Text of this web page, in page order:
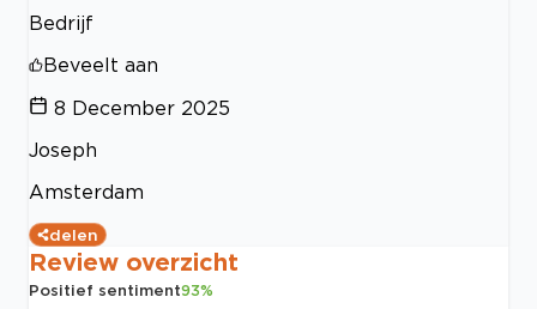
Bedrijf
Beveelt aan
8 December 2025
Joseph
Amsterdam
delen
Review overzicht
Positief sentiment93%